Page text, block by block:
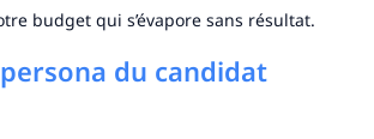
budget qui s’évapore sans résultat.
du candidat